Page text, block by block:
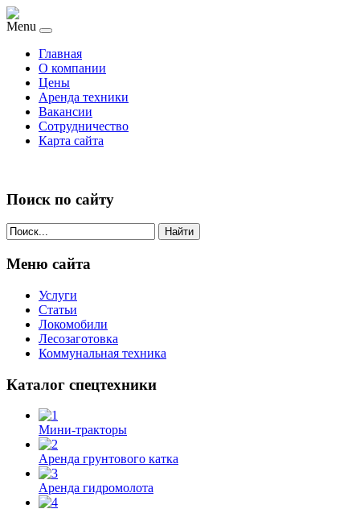
Menu
Главная
О компании
Цены
Аренда техники
Вакансии
Сотрудничество
Карта сайта
Поиск по сайту
Найти
Меню сайта
Услуги
Статьи
Локомобили
Лесозаготовка
Коммунальная техника
Каталог спецтехники
Мини-тракторы
Аренда грунтового катка
Аренда гидромолота